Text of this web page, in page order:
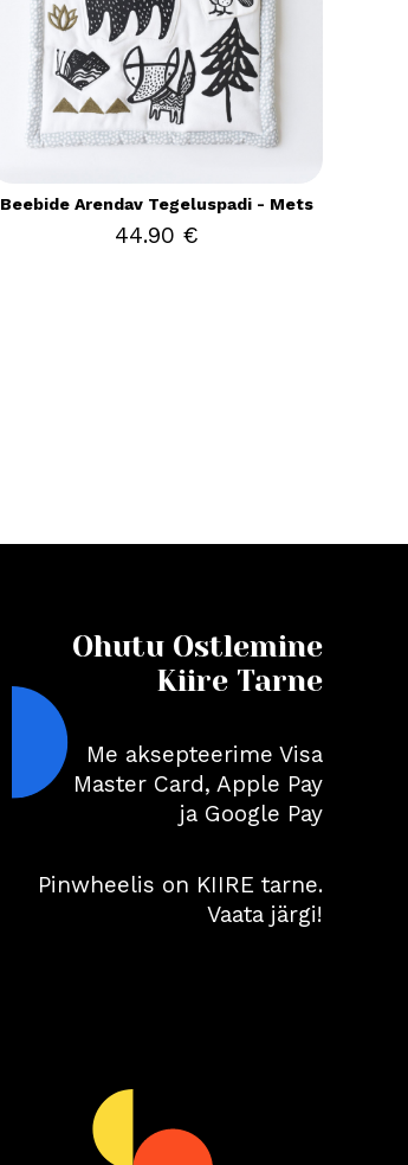
Beebide Arendav Tegeluspadi - Mets
44.90 €
Ohutu Ostlemine
Kiire Tarne
Me aksepteerime Visa
Master Card, Apple Pay
ja Google Pay
Pinwheelis on KIIRE tarne.
Vaata järgi!